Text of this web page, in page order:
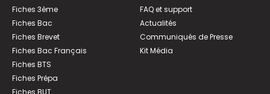
Fiches 3ème
Fiches Bac
Fiches Brevet
Fiches Bac Français
Fiches BTS
Fiches Prépa
Fiches BUT
FAQ et support
Actualités
Communiqués de Presse
Kit Média